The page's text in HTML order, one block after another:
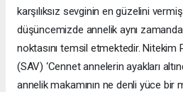
karşılıksız sevginin en güzelini
düşüncemizde annelik aynı
noktasını temsil etmektedir. Nitekim
(SAV) ‘Cennet annelerin ayakları
annelik makamının ne denli yüce bir